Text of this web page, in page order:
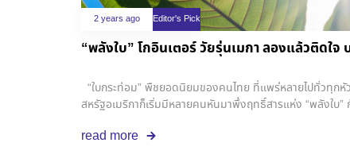
2 years ago Editor's Pick
“พลังใบ” โกอินเตอร์ วัยรุ่นเมกา ลองแล้วติดใจ
“ใบกระท่อม” พืชยอดนิยมของคนไทย ที่แพร่หลายไปทั่วทุก
สหรัฐอเมริกาก็เริ่มมีหลายคนหันมาพึ่งฤทธิ์สารแห่ง “พลังใบ
ฝ่ายเริ่มเป็นห่วงเรื่องการให้โทษ และมาตรการควบคุม โดยใน
read more